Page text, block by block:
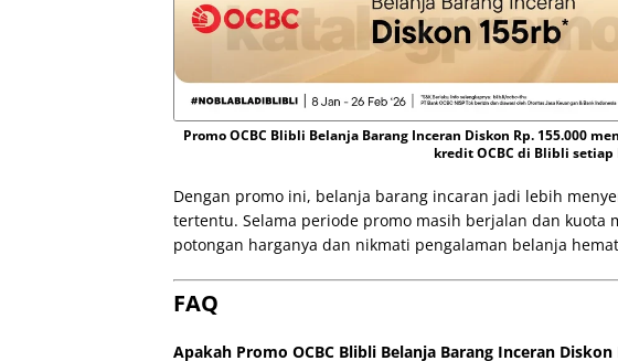
Promo OCBC Blibli Belanja Barang Inceran Diskon Rp. 155.000
kredit OCBC di Blibli setiap
Dengan promo ini, belanja barang incaran jadi lebih
tertentu. Selama periode promo masih berjalan dan kuota
potongan harganya dan nikmati pengalaman belanja
FAQ
Apakah Promo OCBC Blibli Belanja Barang Inceran